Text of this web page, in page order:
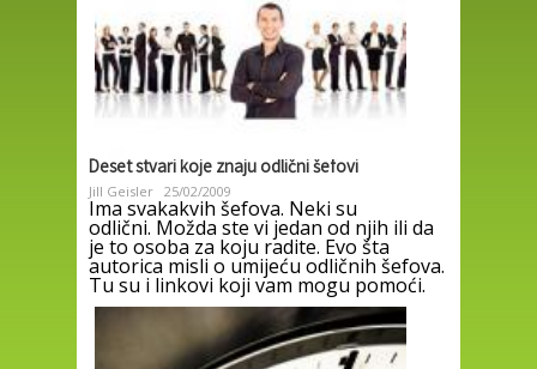
Deset stvari koje znaju odlični šefovi
Jill Geisler 25/02/2009
Ima svakakvih šefova. Neki su
odlični. Možda ste vi jedan od njih ili da
je to osoba za koju radite. Evo šta
autorica misli o umijeću odličnih šefova.
Tu su i linkovi koji vam mogu pomoći.